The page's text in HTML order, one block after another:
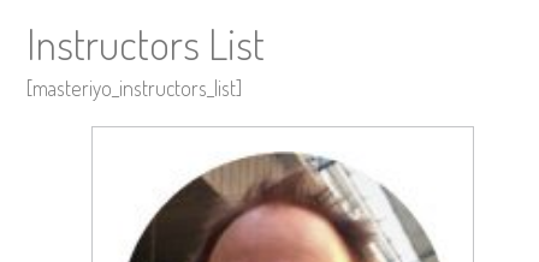
Instructors List
[masteriyo_instructors_list]